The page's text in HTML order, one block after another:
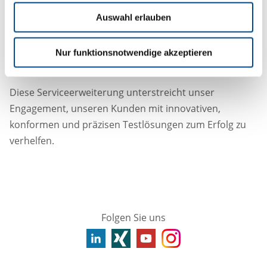
Auswahl erlauben
Nur funktionsnotwendige akzeptieren
Nachweisbereichen und umfassenden
Identifizierungsmöglichkeiten.
Schnelle Durchlaufzeiten: zuverlässige Ergebnisse
in nur 6-8 Wochen.
Diese Serviceerweiterung unterstreicht unser
Engagement, unseren Kunden mit innovativen,
konformen und präzisen Testlösungen zum Erfolg zu
verhelfen.
Folgen Sie uns